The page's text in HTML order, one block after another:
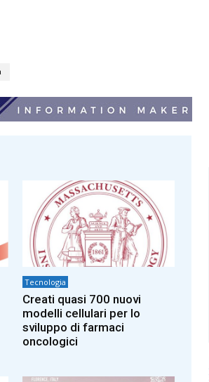
Tecnologia
Creati quasi 700 nuovi
modelli cellulari per lo
sviluppo di farmaci
oncologici